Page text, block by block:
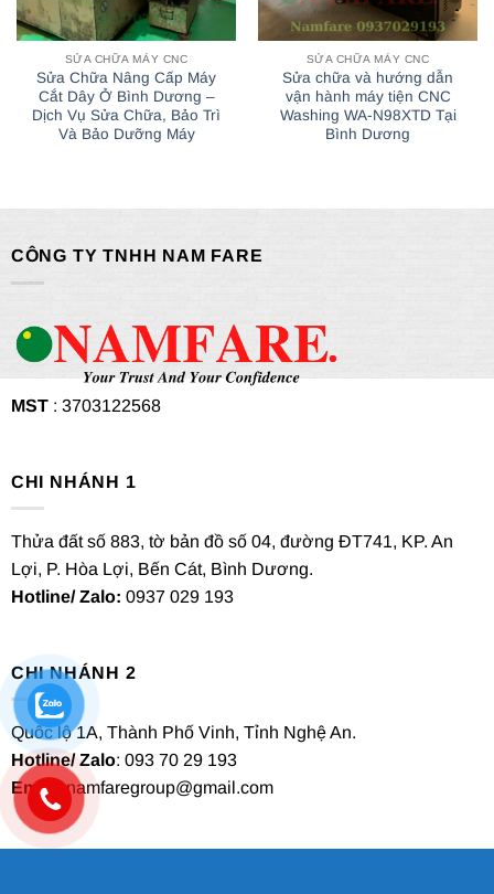
SỬA CHỮA MÁY CNC
Sửa Chữa Nâng Cấp Máy
Cắt Dây Ở Bình Dương –
Dịch Vụ Sửa Chữa, Bảo Trì
Và Bảo Dưỡng Máy
SỬA CHỮA MÁY CNC
Sửa chữa và hướng dẫn
vận hành máy tiện CNC
Washing WA-N98XTD Tại
Bình Dương
CÔNG TY TNHH NAM FARE
MST: 3703122568
CHI NHÁNH 1
Thửa đất số 883, tờ bản đồ số 04, đường ĐT741, KP. An
Lợi, P. Hòa Lợi, Bến Cát, Bình Dương.
Hotline/ Zalo: 0937 029 193
CHI NHÁNH 2
Quốc lộ 1A, Thành Phố Vinh, Tỉnh Nghệ An.
Hotline/ Zalo: 093 70 29 193
Email
: namfaregroup@gmail.com